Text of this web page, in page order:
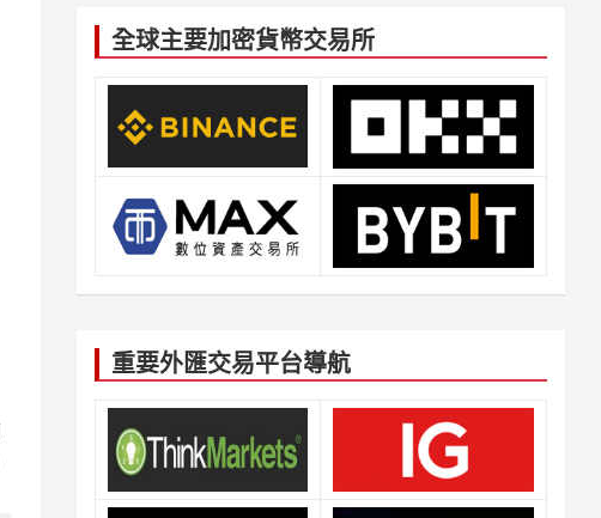
全球主要加密貨幣交易所
重要外匯交易平台導航